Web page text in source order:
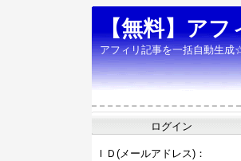
【無料】ア
アフィリ記事を一括自動生成
ログイン
ＩＤ(メールアドレス)：